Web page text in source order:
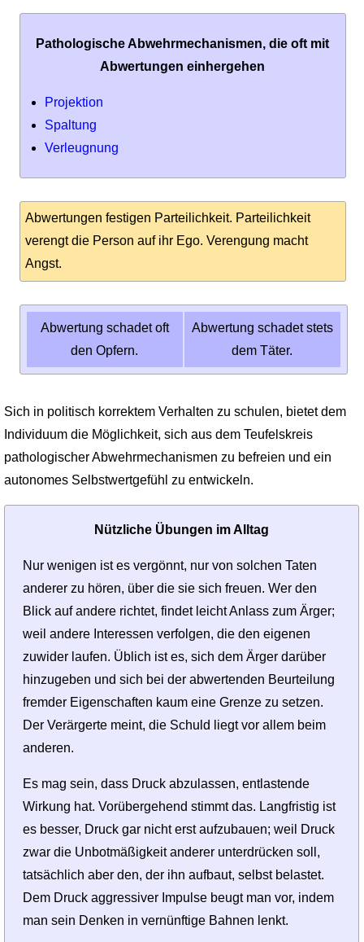
Pathologische Abwehrmechanismen, die oft mit
Abwertungen einhergehen
Projektion
Spaltung
Verleugnung
Abwertungen festigen Parteilichkeit. Parteilichkeit
verengt die Person auf ihr Ego. Verengung macht
Angst.
Abwertung schadet oft
den Opfern.
Abwertung schadet stets
dem Täter.
Sich in politisch korrektem Verhalten zu schulen, bietet dem
Individuum die Möglichkeit, sich aus dem Teufelskreis
pathologischer Abwehrmechanismen zu befreien und ein
autonomes Selbstwertgefühl zu entwickeln.
Nützliche Übungen im Alltag
Nur wenigen ist es vergönnt, nur von solchen Taten
anderer zu hören, über die sie sich freuen. Wer den
Blick auf andere richtet, findet leicht Anlass zum Ärger;
weil andere Interessen verfolgen, die den eigenen
zuwider laufen. Üblich ist es, sich dem Ärger darüber
hinzugeben und sich bei der abwertenden Beurteilung
fremder Eigenschaften kaum eine Grenze zu setzen.
Der Verärgerte meint, die Schuld liegt vor allem beim
anderen.
Es mag sein, dass Druck abzulassen, entlastende
Wirkung hat. Vorübergehend stimmt das. Langfristig ist
es besser, Druck gar nicht erst aufzubauen; weil Druck
zwar die Unbotmäßigkeit anderer unterdrücken soll,
tatsächlich aber den, der ihn aufbaut, selbst belastet.
Dem Druck aggressiver Impulse beugt man vor, indem
man sein Denken in vernünftige Bahnen lenkt.